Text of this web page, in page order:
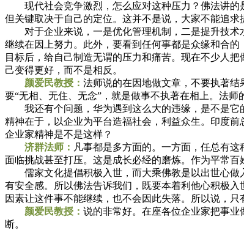
现代社会竞争激烈，怎么应对这种压力？佛法讲的
但关键取决于自己的定位。这并不是说，大家不能追求
对于企业来说，一是优化管理机制，二是提升技术
继续在因上努力。此外，要看到任何事都是众缘和合
目标后，给自己制造无谓的压力和痛苦。现在不少人
己变得更好，而不是相反。
颜爱民教授： 法师说的在因地做文章，不要执著
要“无相、无住、无念”，就是做事不执著在相上。法
我还有个问题，华为遇到这么大的违缘，是不是它
精神在于，以企业为平台造福社会，利益众生。印度
企业家精神是不是这样？
济群法师： 凡事都是多方面的。一方面，任总有
面临挑战甚至打压。这是成长必经的磨炼。作为平常
儒家文化提倡积极入世，而大乘佛教是以出世心做
有安全感。所以佛法告诉我们，既要本着利他心积极
因素让这件事不能继续，也不会因此失落。所以说，
颜爱民教授： 说的非常好。在座各位企业家把事
断。